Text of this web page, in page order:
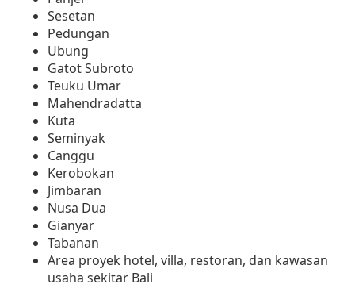
Sesetan
Pedungan
Ubung
Gatot Subroto
Teuku Umar
Mahendradatta
Kuta
Seminyak
Canggu
Kerobokan
Jimbaran
Nusa Dua
Gianyar
Tabanan
Area proyek hotel, villa, restoran, dan kawasan
usaha sekitar Bali